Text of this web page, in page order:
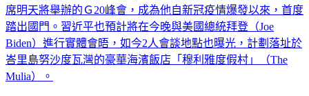
席明天將舉辦的Ｇ20峰會，成為他自新冠疫情爆發以來，首度
踏出國門。習近平也預計將在今晚與美國總統拜登（Joe
Biden）進行實體會晤，如今2人會談地點也曝光，計劃落址於
峇里島努沙度瓦灣的豪華海濱飯店「穆利雅度假村」（The
Mulia）。